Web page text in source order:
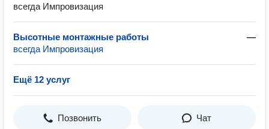
всегда Импровизация
Высотные монтажные работы
—
всегда Импровизация
Ещё 12 услуг
Позвонить Чат